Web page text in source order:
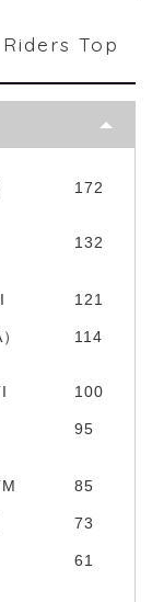
Top
172
132
121
114
100
95
85
73
61